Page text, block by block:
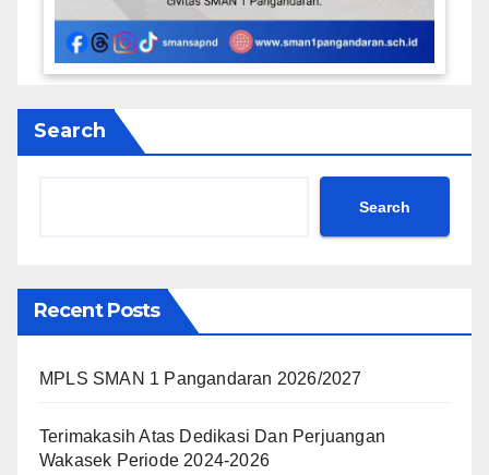
Search
Search
Recent Posts
MPLS SMAN 1 Pangandaran 2026/2027
Terimakasih Atas Dedikasi Dan Perjuangan
Wakasek Periode 2024-2026